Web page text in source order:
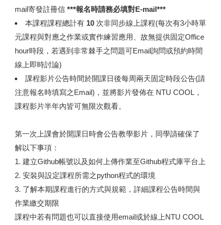
mail寄發註冊信 ***報名時請務必填對E-mail***
本課程課程總計有 10 次非同步線上課程(每次有3小時單
元課程與對應之作業或實作練習應用、故無提供固定Office
hour時段，若遇到非常棘手之問題可Email詢問或預約時間
線上即時討論)
課程影片公告時間於開課日後每周兩天固定時段公告(請
注意報名時填寫之Email)，並將影片發佈在 NTU COOL，
課程影片半年內皆可無限次觀看。
第一次上課會於開課日時會公告教學影片，同學請確保了
解以下事項：
1. 建立Github帳號以及如何上傳作業至Github程式庫平台上
2. 安裝與設定課程所需之python程式的環境
3. 了解本期課程進行的方式與規範，詳細課程公告時間與
作業繳交期限
課程中若有問題也可以直接使用email或於線上NTU COOL